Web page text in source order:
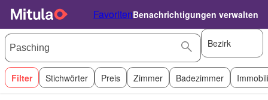
FavoritenBenachrichtigungen verwalten
Bezirk
Filter Stichwörter Preis Zimmer Badezimmer